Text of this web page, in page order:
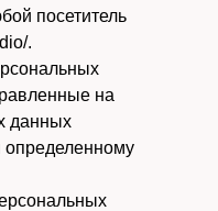
посетитель
.
на
данных
определенному